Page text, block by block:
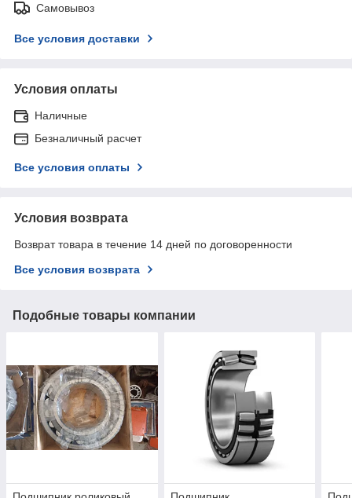
Самовывоз
Все условия доставки
Условия оплаты
Наличные
Безналичный расчет
Все условия оплаты
Условия возврата
Возврат товара в течение 14 дней по договоренности
Все условия возврата
Подобные товары компании